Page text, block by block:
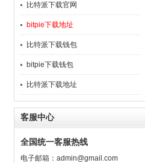
比特派下载官网
bitpie下载地址
比特派下载钱包
bitpie下载钱包
比特派下载地址
客服中心
全国统一客服热线
电子邮箱： admin@gmail.com